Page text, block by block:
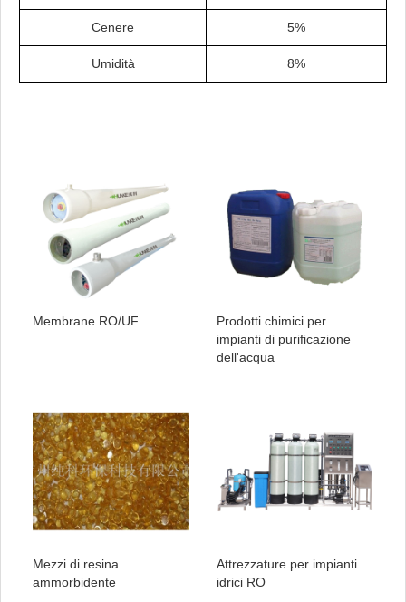
Cenere 5%
Umidità 8%
Membrane RO/UF
Prodotti chimici per
impianti di purificazione
dell'acqua
Mezzi di resina
ammorbidente
Attrezzature per impianti
idrici RO